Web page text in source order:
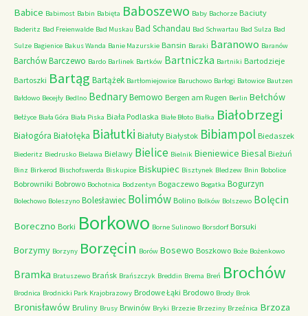
Babice Babimost Babin Babięta Baboszewo Baby Bachorze Baciuty
Baderitz Bad Freienwalde Bad Muskau Bad Schandau Bad Schwartau Bad Sulza Bad
Sulze Bagienice Bakus Wanda Banie Mazurskie Bansin Baraki Baranowo Baranów
BarchówBarczewo Bardo Barlinek Bartków Bartniczka Bartniki Bartodzieje
Bartoszki Bartąg Bartążek Bartłomiejowice Baruchowo Barłogi Batowice Bautzen
Bałdowo Becejły Bedlno BednaryBemowo Bergen am Rugen Berlin Bełchów
Bełżyce Biała Góra Biała Piska Biała Podlaska Białe Błoto Białka Białobrzegi
Białogóra Białołęka Białutki Białuty Białystok Bibiampol Biedaszek
Biederitz Biedrusko Bielawa Bielawy Bielice Bielnik Bieniewice Biesal Bieżuń
Binz Birkerod Bischofswerda Biskupice Biskupiec Bisztynek Bledzew Bnin Bobolice
Bobrowniki Bobrowo Bochotnica Bodzentyn Bogaczewo Bogatka Bogurzyn
Bolechowo Boleszyno Bolesławiec Bolimów Bolino Bolków Bolszewo Bolęcin
Boreczno Borki Borkowo Borne Sulinowo Borsdorf Borsuki
Borzymy Borzyny Borzęcin Borów Bosewo Boszkowo Boże Bożenkowo
Bramka Bratuszewo Brańsk Brańszczyk Breddin Brema Breń Brochów
Brodnica Brodnicki Park Krajobrazowy Brodowe Łąki Brodowo Brody Brok
Bronisławów Bruliny Brusy Brwinów Bryki Brzezie Brzeziny Brzeźnica Brzoza